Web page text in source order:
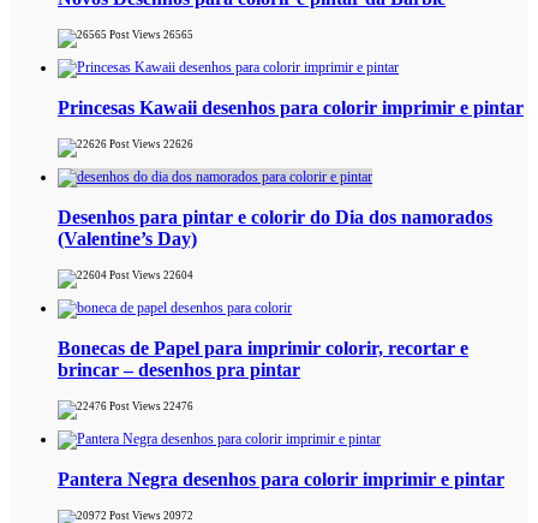
26565
Princesas Kawaii desenhos para colorir imprimir e pintar
22626
Desenhos para pintar e colorir do Dia dos namorados
(Valentine’s Day)
22604
Bonecas de Papel para imprimir colorir, recortar e
brincar – desenhos pra pintar
22476
Pantera Negra desenhos para colorir imprimir e pintar
20972